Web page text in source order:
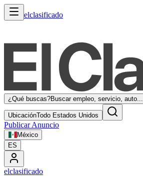
elclasificado
¿Qué buscas?Buscar empleo, servicio, auto...
UbicaciónTodo Estados Unidos
Publicar Anuncio
México
ES
elclasificado